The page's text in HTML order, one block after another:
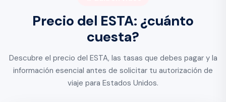
Precio del ESTA: ¿cuánto
cuesta?
Descubre el precio del ESTA, las tasas que debes pagar y la
información esencial antes de solicitar tu autorización de
viaje para Estados Unidos.